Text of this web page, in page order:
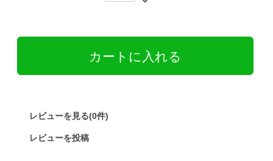
レビューを見る(0件)
レビューを投稿